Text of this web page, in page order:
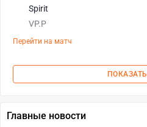
Spirit
VP.P
Перейти на матч
Главные новости